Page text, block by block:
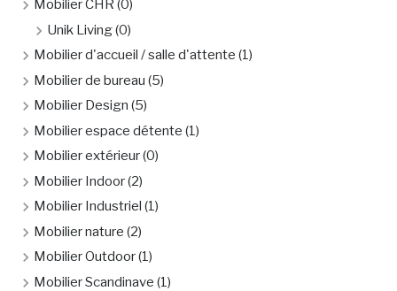
Mobilier CHR (0)
Unik Living(0)
Mobilier d'accueil / salle d'attente (1)
Mobilier de bureau (5)
Mobilier Design (5)
Mobilier espace détente (1)
Mobilier extérieur(0)
Mobilier Indoor(2)
Mobilier Industriel (1)
Mobilier nature (2)
Mobilier Outdoor(1)
Mobilier Scandinave (1)